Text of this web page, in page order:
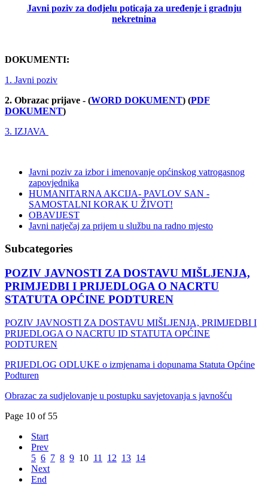
Javni poziv za dodjelu poticaja za uređenje i gradnju
nekretnina
DOKUMENTI:
1. Javni poziv
2. Obrazac prijave - (WORD DOKUMENT) (PDF
DOKUMENT)
3. IZJAVA
Javni poziv za izbor i imenovanje općinskog vatrogasnog
zapovjednika
HUMANITARNA AKCIJA- PAVLOV SAN -
SAMOSTALNI KORAK U ŽIVOT!
OBAVIJEST
Javni natječaj za prijem u službu na radno mjesto
Subcategories
POZIV JAVNOSTI ZA DOSTAVU MIŠLJENJA,
PRIMJEDBI I PRIJEDLOGA O NACRTU
STATUTA OPĆINE PODTUREN
POZIV JAVNOSTI ZA DOSTAVU MIŠLJENJA, PRIMJEDBI I
PRIJEDLOGA O NACRTU ID STATUTA OPĆINE
PODTUREN
PRIJEDLOG ODLUKE o izmjenama i dopunama Statuta Općine
Podturen
Obrazac za sudjelovanje u postupku savjetovanja s javnošću
Page 10 of 55
Start
Prev
5 6 7 8 9 10 11 12 13 14
Next
End